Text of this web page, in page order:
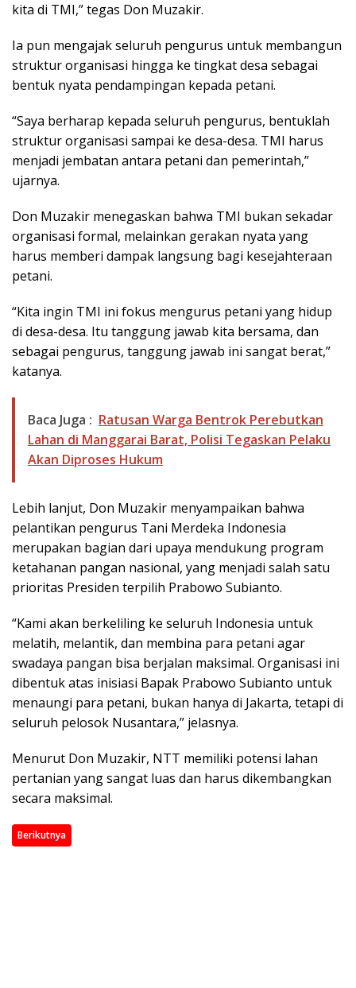
kita di TMI,” tegas Don Muzakir.
Ia pun mengajak seluruh pengurus untuk membangun
struktur organisasi hingga ke tingkat desa sebagai
bentuk nyata pendampingan kepada petani.
“Saya berharap kepada seluruh pengurus, bentuklah
struktur organisasi sampai ke desa-desa. TMI harus
menjadi jembatan antara petani dan pemerintah,”
ujarnya.
Don Muzakir menegaskan bahwa TMI bukan sekadar
organisasi formal, melainkan gerakan nyata yang
harus memberi dampak langsung bagi kesejahteraan
petani.
“Kita ingin TMI ini fokus mengurus petani yang hidup
di desa-desa. Itu tanggung jawab kita bersama, dan
sebagai pengurus, tanggung jawab ini sangat berat,”
katanya.
Baca Juga : Ratusan Warga Bentrok Perebutkan
Lahan di Manggarai Barat, Polisi Tegaskan Pelaku
Akan Diproses Hukum
Lebih lanjut, Don Muzakir menyampaikan bahwa
pelantikan pengurus Tani Merdeka Indonesia
merupakan bagian dari upaya mendukung program
ketahanan pangan nasional, yang menjadi salah satu
prioritas Presiden terpilih Prabowo Subianto.
“Kami akan berkeliling ke seluruh Indonesia untuk
melatih, melantik, dan membina para petani agar
swadaya pangan bisa berjalan maksimal. Organisasi ini
dibentuk atas inisiasi Bapak Prabowo Subianto untuk
menaungi para petani, bukan hanya di Jakarta, tetapi di
seluruh pelosok Nusantara,” jelasnya.
Menurut Don Muzakir, NTT memiliki potensi lahan
pertanian yang sangat luas dan harus dikembangkan
secara maksimal.
Berikutnya